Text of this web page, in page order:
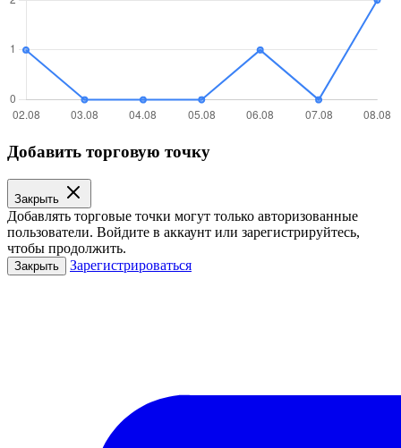
Добавить торговую точку
Закрыть
Добавлять торговые точки могут только авторизованные
пользователи. Войдите в аккаунт или зарегистрируйтесь,
чтобы продолжить.
Закрыть Зарегистрироваться